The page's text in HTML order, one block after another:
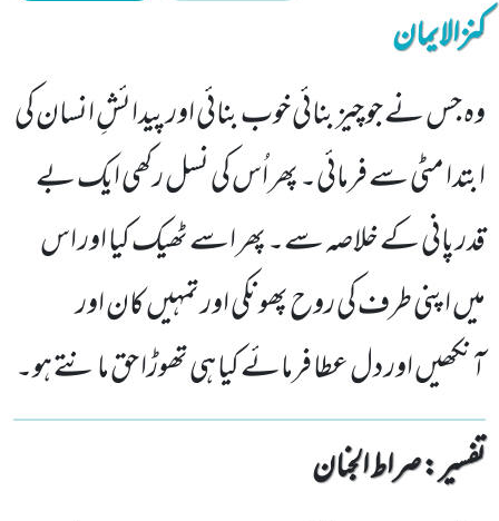
کنزالایمان
وہ جس نے جو چیز بنائی خوب بنائی اور پیدائشِ انسان کی
ابتدا مٹی سے فرمائی۔ پھر اُس کی نسل رکھی ایک بے
قدر پانی کے خلاصہ سے۔ پھر اسے ٹھیک کیا اور اس
میں اپنی طرف کی روح پھونکی اور تمہیں کان اور
آنکھیں اور دل عطا فرمائے کیا ہی تھوڑا حق مانتے ہو۔
تفسیر : ‎صراط الجنان